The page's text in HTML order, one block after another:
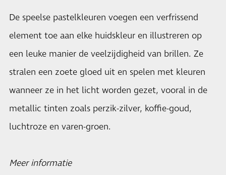
De speelse pastelkleuren voegen een verfrissend
element toe aan elke huidskleur en illustreren op
een leuke manier de veelzijdigheid van brillen. Ze
stralen een zoete gloed uit en spelen met kleuren
wanneer ze in het licht worden gezet, vooral in de
metallic tinten zoals perzik-zilver, koffie-goud,
luchtroze en varen-groen.
Meer informatie